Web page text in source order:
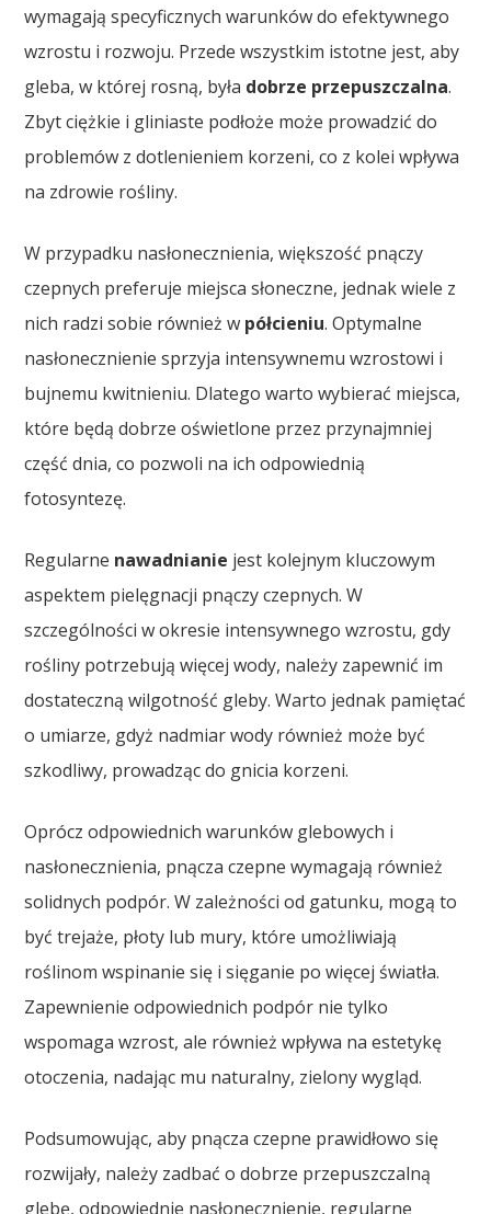
wymagają specyficznych warunków do efektywnego
wzrostu i rozwoju. Przede wszystkim istotne jest, aby
gleba, w której rosną, była dobrze przepuszczalna.
Zbyt ciężkie i gliniaste podłoże może prowadzić do
problemów z dotlenieniem korzeni, co z kolei wpływa
na zdrowie rośliny.
W przypadku nasłonecznienia, większość pnączy
czepnych preferuje miejsca słoneczne, jednak wiele z
nich radzi sobie również w półcieniu. Optymalne
nasłonecznienie sprzyja intensywnemu wzrostowi i
bujnemu kwitnieniu. Dlatego warto wybierać miejsca,
które będą dobrze oświetlone przez przynajmniej
część dnia, co pozwoli na ich odpowiednią
fotosyntezę.
Regularne nawadnianie jest kolejnym kluczowym
aspektem pielęgnacji pnączy czepnych. W
szczególności w okresie intensywnego wzrostu, gdy
rośliny potrzebują więcej wody, należy zapewnić im
dostateczną wilgotność gleby. Warto jednak pamiętać
o umiarze, gdyż nadmiar wody również może być
szkodliwy, prowadząc do gnicia korzeni.
Oprócz odpowiednich warunków glebowych i
nasłonecznienia, pnącza czepne wymagają również
solidnych podpór. W zależności od gatunku, mogą to
być trejaże, płoty lub mury, które umożliwiają
roślinom wspinanie się i sięganie po więcej światła.
Zapewnienie odpowiednich podpór nie tylko
wspomaga wzrost, ale również wpływa na estetykę
otoczenia, nadając mu naturalny, zielony wygląd.
Podsumowując, aby pnącza czepne prawidłowo się
rozwijały, należy zadbać o dobrze przepuszczalną
glebę, odpowiednie nasłonecznienie, regularne